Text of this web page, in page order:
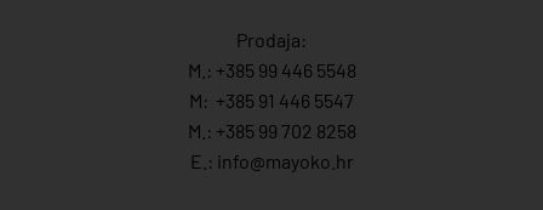
Prodaja:
M.: +385 99 446 5548
M: +385 91 446 5547
M.: +385 99 702 8258
E.: info@mayoko. hr